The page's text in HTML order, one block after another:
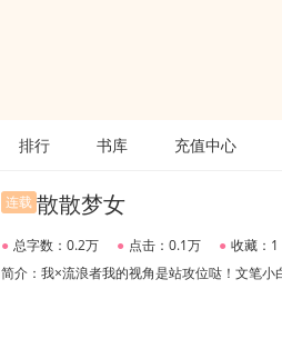
排行 书库 充值中心
连载 散散梦女
● 总字数：0.2万 ● 点击：0.1万 ● 收藏：1
简介：我×流浪者我的视角是站攻位哒！文笔小